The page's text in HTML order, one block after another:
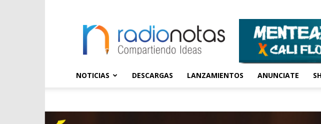
NOTICIAS DESCARGAS LANZAMIENTOS ANUNCIATE